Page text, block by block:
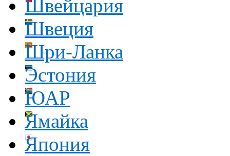
Швейцария
Швеция
Шри-Ланка
Эстония
ЮАР
Ямайка
Япония